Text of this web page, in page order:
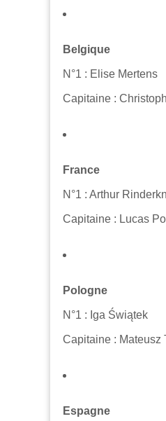
Belgique
N°1 : Elise Mertens
Capitaine :
France
N°1 : Arthur
Capitaine : Lucas
Pologne
N°1 : Iga Świątek
Capitaine : Mateusz
Espagne